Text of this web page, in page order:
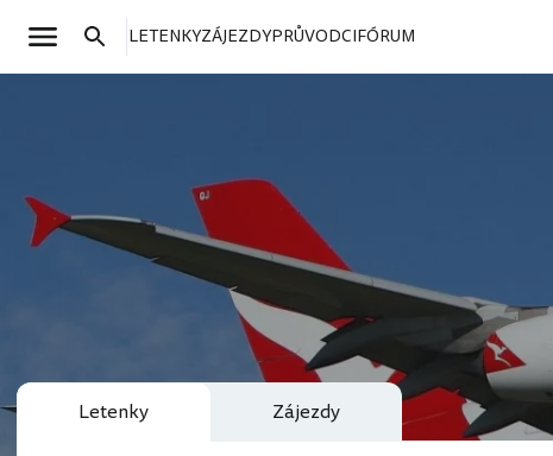
LETENKYZÁJEZDYPRŮVODCIFÓRUM
Letenky Zájezdy